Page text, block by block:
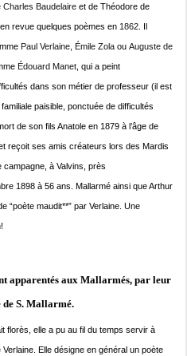
Charles Baudelaire et de Théodore de
revue quelques poèmes en 1862 . Il
Paul Verlaine Émile Zola ou Auguste de
Édouard Manet , qui a peint
dans son métier de professeur (il est
paisible, ponctuée de difficultés
de son fils Anatole en 1879 à l’âge de
reçoit ses amis créateurs lors des Mardis
à Valvins, près
1898 à 56 ans. Mallarmé ainsi que Arthur
“poète maudit**” par Verlaine. Une
aux Mallarmés, par leur
de S. Mallarmé.
florès, elle a pu au fil du temps servir à
Verlaine . Elle désigne en général un poète